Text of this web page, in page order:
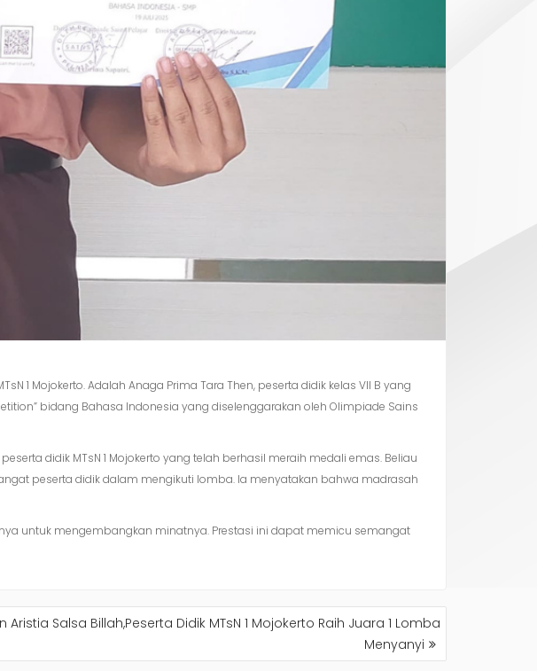
1 Mojokerto. Adalah Anaga Prima Tara Then, peserta didik kelas VII B yang
bidang Bahasa Indonesia yang diselenggarakan oleh Olimpiade Sains
didik MTsN 1 Mojokerto yang telah berhasil meraih medali emas. Beliau
peserta didik dalam mengikuti lomba. Ia menyatakan bahwa madrasah
untuk mengembangkan minatnya. Prestasi ini dapat memicu semangat
Aristia Salsa Billah,Peserta Didik MTsN 1 Mojokerto Raih Juara 1 Lomba
Menyanyi